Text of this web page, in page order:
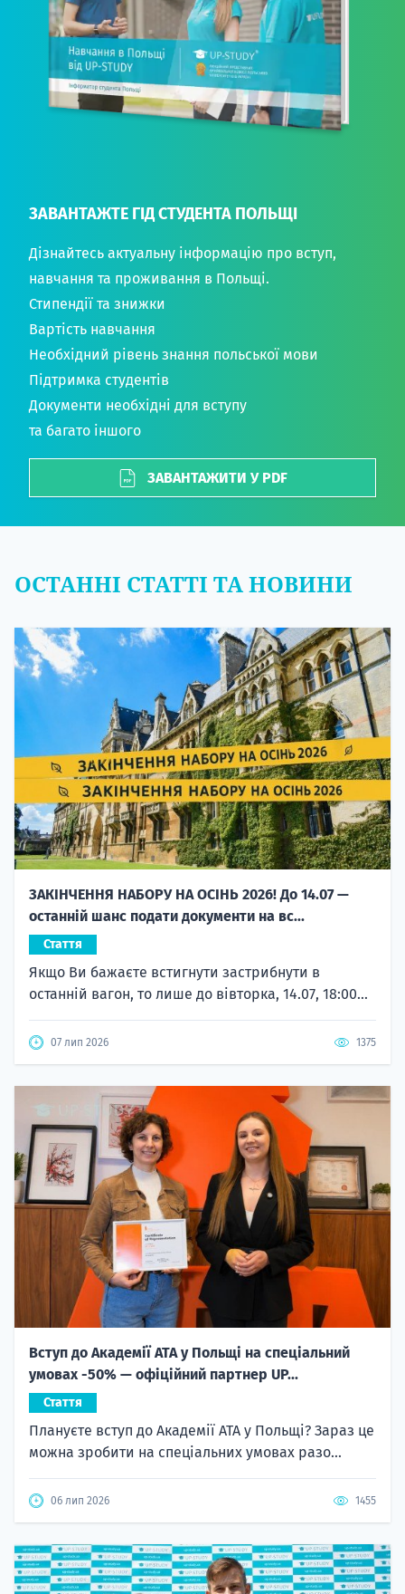
ЗАВАНТАЖТЕ ГІД СТУДЕНТА ПОЛЬЩІ
Дізнайтесь актуальну інформацію про вступ,
навчання та проживання в Польщі.
Стипендії та знижки
Вартість навчання
Необхідний рівень знання польської мови
Підтримка студентів
Документи необхідні для вступу
та багато іншого
ЗАВАНТАЖИТИ У PDF
ОСТАННІ СТАТТІ ТА НОВИНИ
ЗАКІНЧЕННЯ НАБОРУ НА ОСІНЬ 2026! До 14.07 —
останній шанс подати документи на вс...
Стаття
Якщо Ви бажаєте встигнути застрибнути в
останній вагон, то лише до вівторка, 14.07, 18:00...
07 лип 2026 1375
Вступ до Академії ATA у Польщі на спеціальний
умовах -50% — офіційний партнер UP...
Стаття
Плануєте вступ до Академії ATA у Польщі? Зараз це
можна зробити на спеціальних умовах разо...
06 лип 2026 1455